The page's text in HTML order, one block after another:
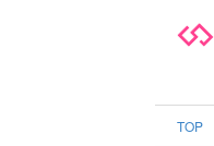
TOP